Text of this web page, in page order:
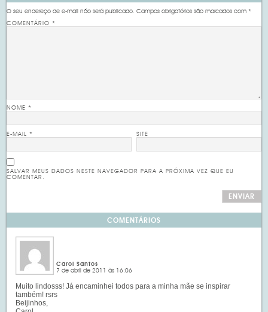
O seu endereço de e-mail não será publicado. Campos obrigatórios são marcados com*
COMENTÁRIO*
NOME*
E-MAIL* SITE
SALVAR MEUS DADOS NESTE NAVEGADOR PARA A PRÓXIMA VEZ QUE EU
COMENTAR.
COMENTÁRIOS
Carol Santos
7 de abril de 2011 às 16:06
Muito lindosss! Já encaminhei todos para a minha mãe se inspirar
também! rsrs
Beijinhos,